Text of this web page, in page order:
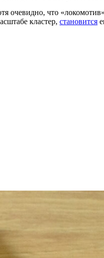
очевидно, что
кластер, становится